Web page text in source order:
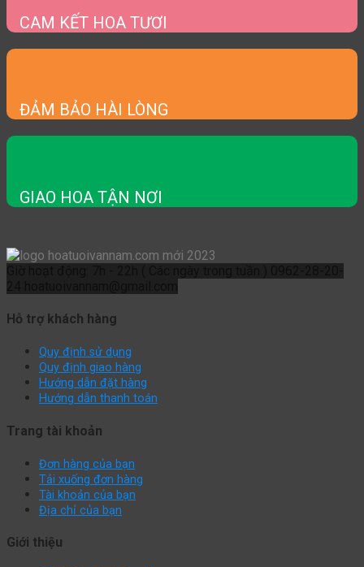
CAM KẾT HOA TƯƠI
ĐẢM BẢO HÀI LÒNG
GIAO HOA TẬN NƠI
Hỗ trợ khách hàng
Quy định sử dụng
Quy định giao hàng
Hướng dẫn đặt hàng
Hướng dẫn thanh toán
Trang tài khoản
Đơn hàng của bạn
Tải xuống đơn hàng
Tài khoản của bạn
Địa chỉ của bạn
Giới thiệu